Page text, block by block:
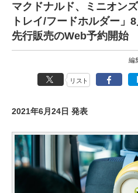
マクドナルド、ミニオン
トレイ/フードホルダー」
先行販売のWeb予約開始
編
リスト
2021年6月24日 発表